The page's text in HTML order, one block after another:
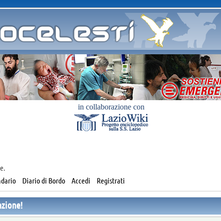
in collaborazione con
Diario di Bordo Accedi Registrati